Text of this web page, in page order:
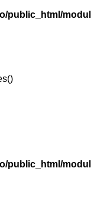
public_html/
public_html/